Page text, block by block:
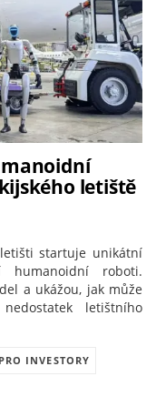
letiště
startuje unikátní
humanoidní roboti.
a ukážou, jak může
letištního
INVESTORY